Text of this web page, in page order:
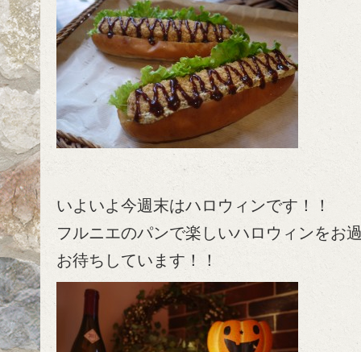
いよいよ今週末はハロウィンです！！
フルニエのパンで楽しいハロウィンをお
お待ちしています！！